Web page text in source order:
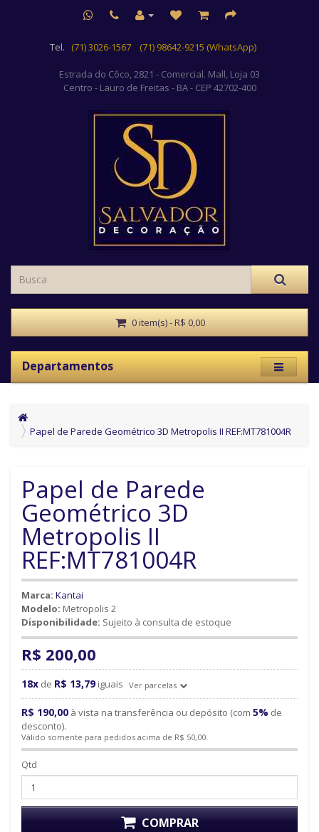
Tel. (71) 3026-1567 (71) 98642-9215 (WhatsApp)
Estrada do Côco, 2821 - Comercial. Mall, Loja 03
Centro - Lauro de Freitas - BA - CEP 42702-400
0 item(s) - R$ 0,00
Departamentos
Papel de Parede Geométrico 3D Metropolis II REF:MT781004R
Papel de Parede
Geométrico 3D
Metropolis II
REF:MT781004R
Marca: Kantai
Modelo: Metropolis 2
Disponibilidade: Sujeito à consulta de estoque
R$ 200,00
18x de R$ 13,79 iguais Ver parcelas
R$ 190,00 à vista na transferência ou depósito (com 5% de
desconto).
Válido somente para pedidos acima de R$ 50,00.
Qtd
COMPRAR